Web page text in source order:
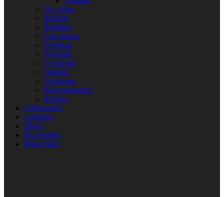
Nya lekar
Blandat
Bollekar
Lära känna
Festlekar
Förskola
Gympasal
Jullekar
Femkamp
Klassrumslekar
Kluriga
Lekfinnaren
Lekindex
Tipsa!
Bli medlem
Mina Sidor